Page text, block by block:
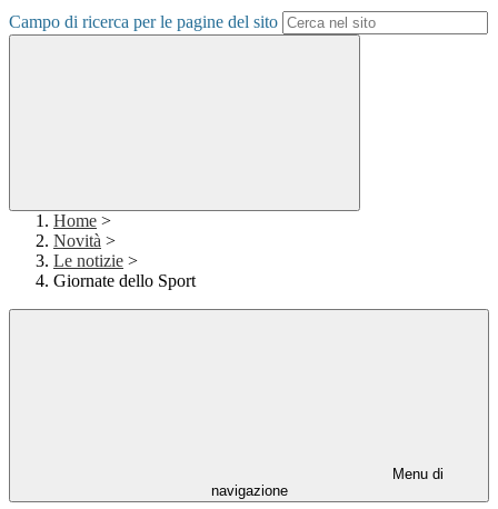
Campo di ricerca per le pagine del sito
Home >
Novità >
Le notizie >
Giornate dello Sport
Menu di
navigazione